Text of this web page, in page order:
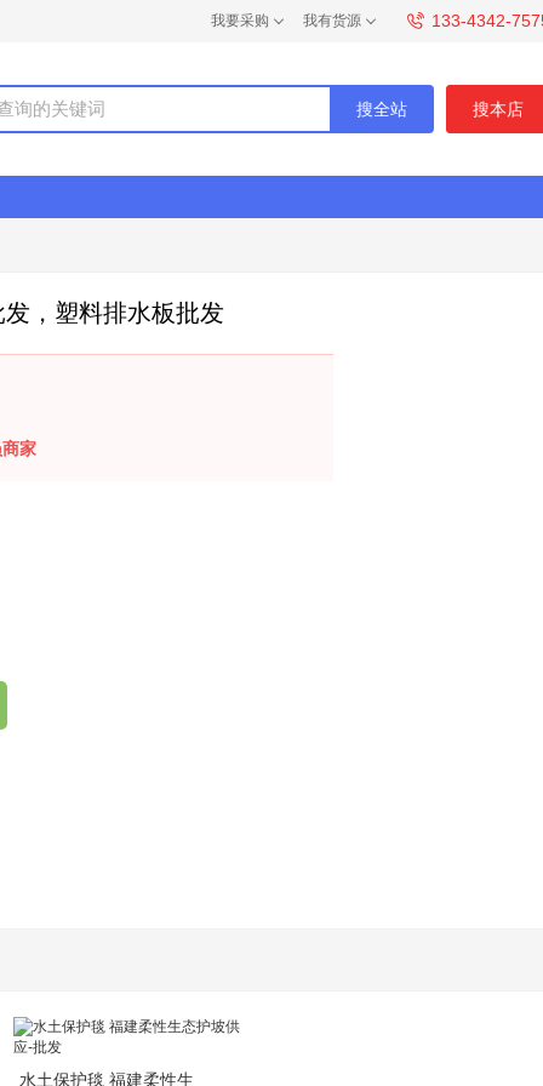
我要采购 我有货源 133-4342-
搜全站 搜本店
，塑料排水板批发
家
水土保护毯 福建柔性生